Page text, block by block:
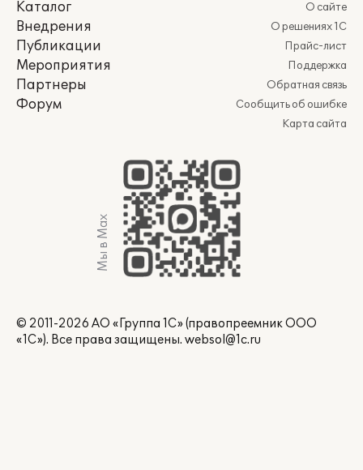
Каталог
Внедрения
Публикации
Мероприятия
Партнеры
Форум
О сайте
О решениях 1С
Прайс-лист
Поддержка
Обратная связь
Сообщить об ошибке
Карта сайта
Мы в Max
© 2011-2026 АО «Группа 1С» (правопреемник ООО
«1С»). Все права защищены. websol@1c.ru